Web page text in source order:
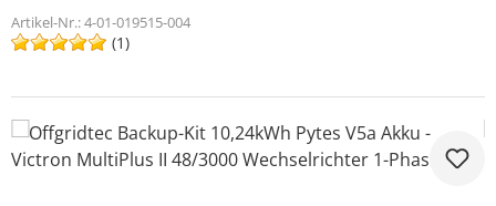
Artikel-Nr.:4-01-019515-004
(1)
Bildergalerie überspringen